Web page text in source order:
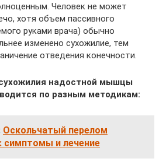
Человек не может
хотя объем пассивного
руками врача) обычно
изменено сухожилие, тем
отведения конечности.
надостной мышцы
по разным методикам:
Оскольчатый перелом
симптомы и лечение